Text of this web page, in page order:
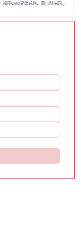
福田CBD高端成熟，南山科技园创
社群，适合文创、科技类企业。